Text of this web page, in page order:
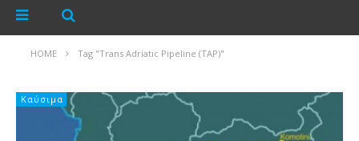
HOME Tag "Trans Adriatic Pipeline (TAP)"
Καύσιμα